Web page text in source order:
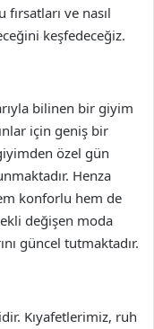
ve nasıl
keşfedeceğiz.
bilinen bir giyim
için geniş bir
özel gün
Henza
konforlu hem de
değişen moda
güncel tutmaktadır.
Kıyafetlerimiz, ruh